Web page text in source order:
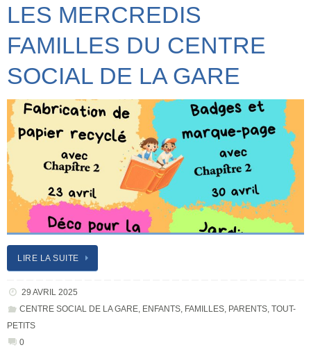
LES MERCREDIS
FAMILLES DU CENTRE
SOCIAL DE LA GARE
LIRE LA SUITE
29 AVRIL 2025
CENTRE SOCIAL DE LA GARE, ENFANTS, FAMILLES, PARENTS, TOUT-
PETITS
0